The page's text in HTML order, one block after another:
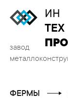
ИН
ТЕХ
завод
ФЕРМЫ